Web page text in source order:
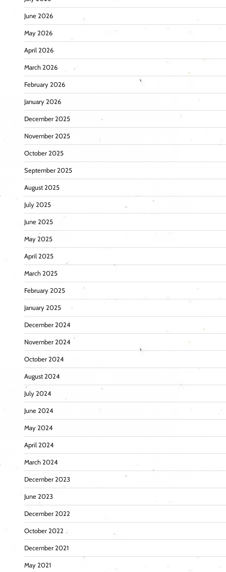
June 2026
May 2026
April 2026
March 2026
February 2026
January 2026
December 2025
November 2025
October 2025
September 2025
August 2025
July 2025
June 2025
May 2025
April 2025
March 2025
February 2025
January 2025
December 2024
November 2024
October 2024
August 2024
July 2024
June 2024
May 2024
April 2024
March 2024
December 2023
June 2023
December 2022
October 2022
December 2021
May 2021